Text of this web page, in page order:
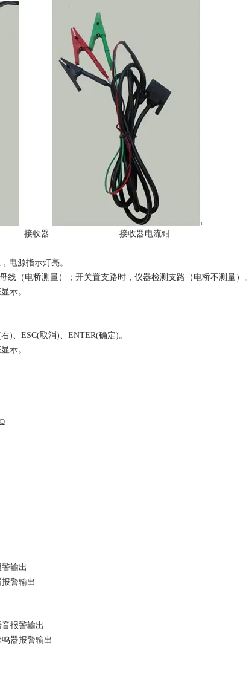
接收器 接收器电流钳
电源指示灯亮。
线（电桥测量）；开关置支路时，仪器检测支路（电桥不测量）。
示。
、ESC(取消)、ENTER(确定)。
示。
输出
警输出
报警输出
器报警输出